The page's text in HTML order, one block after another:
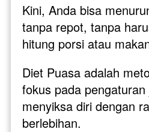
Kini, Anda bisa
tanpa repot, tanpa
hitung porsi atau
Diet Puasa adalah
fokus pada
menyiksa diri dengan
berlebihan.